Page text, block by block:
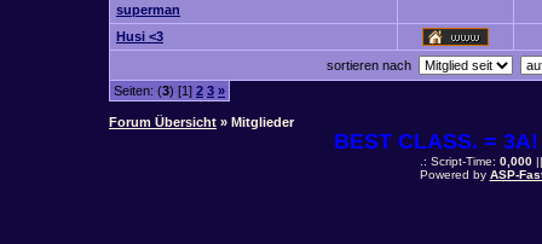
superman
Husi <3
sortieren nach
Seiten: (3) [1] 2 3 »
Forum Übersicht » Mitglieder
BEST CLASS. =
.: Script-Time: 0,000||
Powered by ASP-